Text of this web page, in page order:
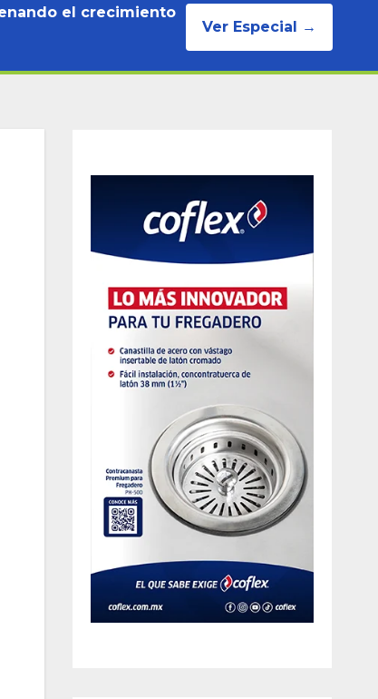
el crecimiento
Ver Especial →